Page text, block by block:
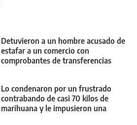
Detuvieron a un hombre acusado de
estafar a un comercio con
comprobantes de transferencias
Lo condenaron por un frustrado
contrabando de casi 70 kilos de
marihuana y le impusieron una